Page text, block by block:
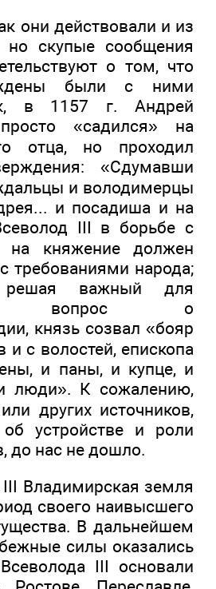
они действовали и из
но скупые сообщения
о том, что
были с ними
в 1157 г. Андрей
«садился» на
отца, но проходил
«Сдумавши
и володимерцы
и посадиша и на
III в борьбе с
на княжение должен
требованиями народа;
важный для
вопрос о
князь созвал «бояр
и с волостей, епископа
и паны, и купце, и
люди». К сожалению,
других источников,
устройстве и роли
до нас не дошло.
Владимирская земля
своего наивысшего
В дальнейшем
силы оказались
III основали